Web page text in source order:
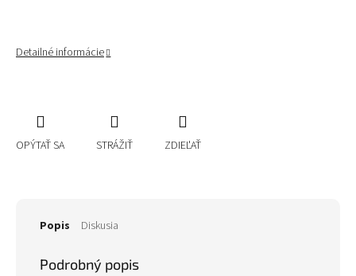
Detailné informácie
OPÝTAŤ SA STRÁŽIŤ ZDIEĽAŤ
Popis Diskusia
Podrobný popis